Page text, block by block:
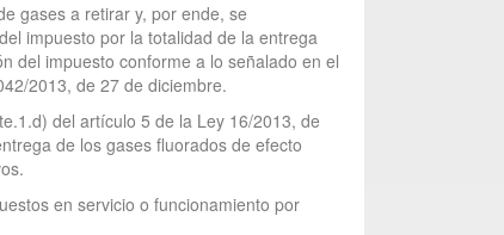
gases a retirar y, por ende, se
impuesto por la totalidad de la entrega
del impuesto conforme a lo señalado en el
2013, de 27 de diciembre.
del artículo 5 de la Ley 16/2013, de
de los gases fluorados de efecto
en servicio o funcionamiento por